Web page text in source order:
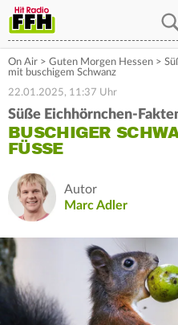
On Air > Guten Morgen Hessen >
mit buschigem Schwanz
22.01.2025, 11:37 Uhr
Süße Eichhörnchen-
BUSCHIGER
FÜSSE
Autor
Marc Adler